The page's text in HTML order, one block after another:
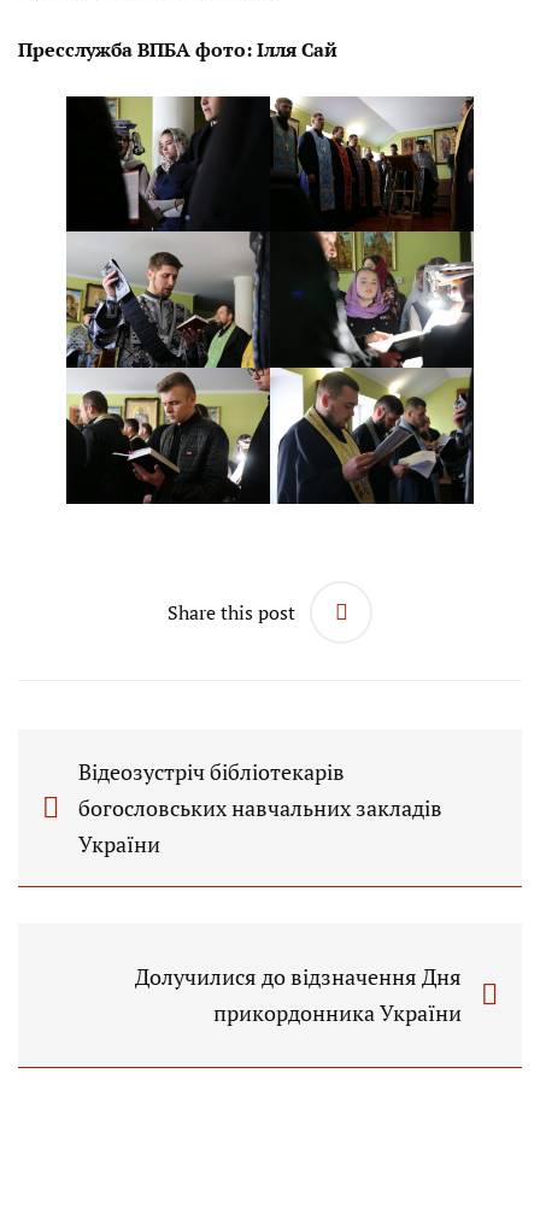
Пресслужба ВПБА фото: Ілля Сай
Share this post
Відеозустріч бібліотекарів
богословських навчальних закладів
України
Долучилися до відзначення Дня
прикордонника України